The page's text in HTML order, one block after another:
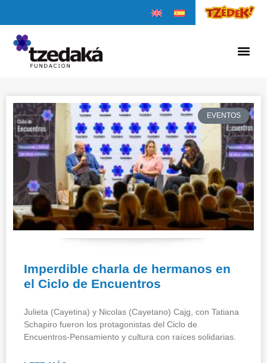
EVENTOS
Imperdible charla de hermanos en
el Ciclo de Encuentros
Julieta (Cayetina) y Nicolas (Cayetano) Cajg, con Tatiana
Schapiro fueron los protagonistas del Ciclo de
Encuentros-Pensamiento y cultura con raíces solidarias.